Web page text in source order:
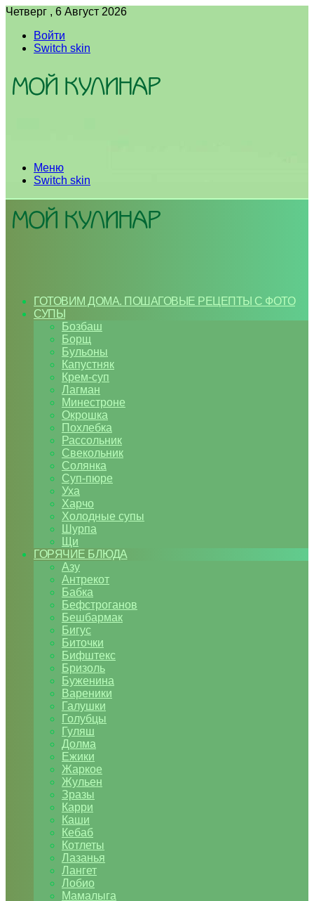
Четверг , 6 Август 2026
Войти
Switch skin
Меню
Switch skin
ГОТОВИМ ДОМА. ПОШАГОВЫЕ РЕЦЕПТЫ С ФОТО
СУПЫ
Бозбаш
Борщ
Бульоны
Капустняк
Крем-суп
Лагман
Минестроне
Окрошка
Похлебка
Рассольник
Свекольник
Солянка
Суп-пюре
Уха
Харчо
Холодные супы
Шурпа
Щи
ГОРЯЧИЕ БЛЮДА
Азу
Антрекот
Бабка
Бефстроганов
Бешбармак
Бигус
Биточки
Бифштекс
Бризоль
Буженина
Вареники
Галушки
Голубцы
Гуляш
Долма
Ежики
Жаркое
Жульен
Зразы
Карри
Каши
Кебаб
Котлеты
Лазанья
Лангет
Лобио
Мамалыга